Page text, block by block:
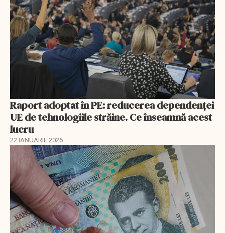
Raport adoptat în PE: reducerea dependenței
UE de tehnologiile străine. Ce înseamnă acest
lucru
22 IANUARIE 2026